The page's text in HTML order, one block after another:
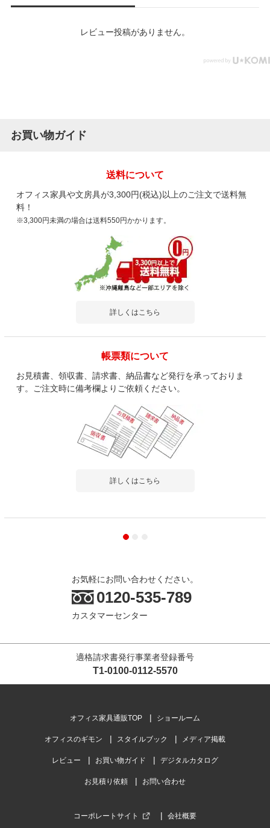
レビュー投稿がありません。
お買い物ガイド
送料について
オフィス家具や文房具が3,300円(税込)以上のご注文で送料無
料！
※3,300円未満の場合は送料550円かかります。
詳しくはこちら
帳票類について
お見積書、領収書、請求書、納品書など発行を承っておりま
す。ご注文時に備考欄よりご依頼ください。
詳しくはこちら
お気軽にお問い合わせください。
0120-535-789
カスタマーセンター
適格請求書発行事業者登録番号
T1-0100-0112-5570
オフィス家具通販TOP ショールーム
オフィスのギモン スタイルブック メディア掲載
レビュー お買い物ガイド デジタルカタログ
お見積り依頼 お問い合わせ
コーポレートサイト 会社概要